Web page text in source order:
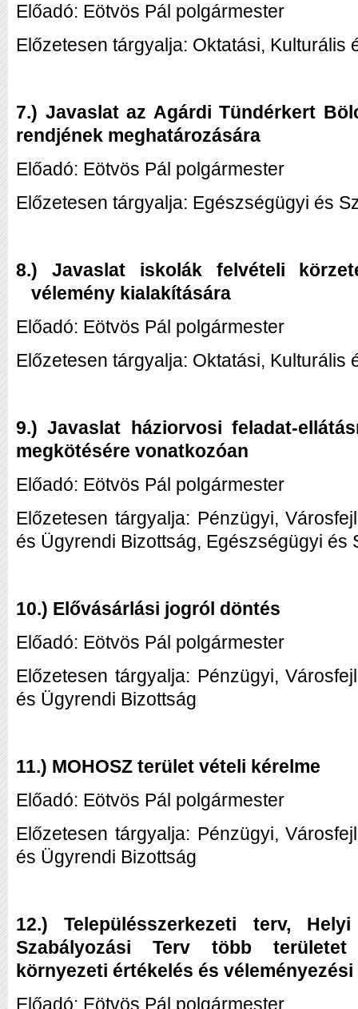
Előadó: Eötvös Pál polgármester
Előzetesen tárgyalja: Oktatási, Kulturális
7.) Javaslat az Agárdi Tündérkert
rendjének meghatározására
Előadó: Eötvös Pál polgármester
Előzetesen tárgyalja: Egészségügyi és
8.) Javaslat iskolák felvételi
vélemény kialakítására
Előadó: Eötvös Pál polgármester
Előzetesen tárgyalja: Oktatási, Kulturális
9.) Javaslat háziorvosi feladat-
megkötésére vonatkozóan
Előadó: Eötvös Pál polgármester
Előzetesen tárgyalja: Pénzügyi,
és Ügyrendi Bizottság, Egészségügyi és
10.) Elővásárlási jogról döntés
Előadó: Eötvös Pál polgármester
Előzetesen tárgyalja: Pénzügyi,
és Ügyrendi Bizottság
11.) MOHOSZ terület vételi kérelme
Előadó: Eötvös Pál polgármester
Előzetesen tárgyalja: Pénzügyi,
és Ügyrendi Bizottság
12.) Településszerkezeti terv,
Szabályozási Terv több területet
környezeti értékelés és
Előadó: Eötvös Pál polgármester